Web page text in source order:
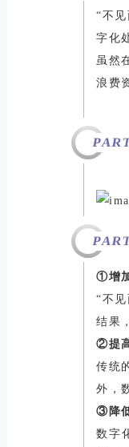
“不
字化
虽然
浪费
①增
“不
结果
②提
传统
外，
③降
数字